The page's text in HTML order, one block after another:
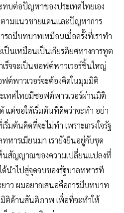
บต่อปัญหาของประเทศไทยเอง
ตามแนวชายแดนและปัญหาการ
ถมีบทบาทเหมือนเมื่อครั้งที่เราทำ
ป็นเหมือนเป็นเกียรติยศทางการทูต
ร็จจะเป็นซอฟต์พาวเวอร์ชิ้นใหญ่
ต์พาวเวอร์จะต้องคิดในมุมมิติ
เทศไทยมีซอฟต์พาวเวอร์ผ่านมิติ
แต่ขอให้เริ่มต้นที่คิดว่าจะทำ อย่า
มต้นคิดที่จะไม่ทำ เพราะเกรงใจรัฐ
ทหารเมียนมา เรายังยืนอยู่กับชุด
ห็นสัญญาณของความเปลี่ยนแปลงที่
ด้นำไปสู่จุดจบของรัฐบาลทหารที
าว ผมอยากเสนอคือการมีบทบาท
มิติด้านสันติภาพ เพื่อที่จะทำให้